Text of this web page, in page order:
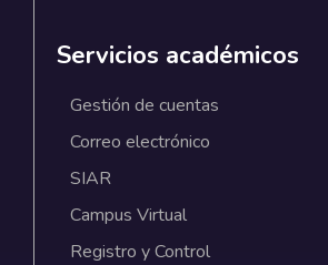
Servicios académicos
Gestión de cuentas
Correo electrónico
SIAR
Campus Virtual
Registro y Control